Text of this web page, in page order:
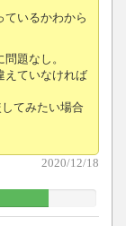
ているかわから
題なし。
えていなければ
てみたい場合
2020/12/18